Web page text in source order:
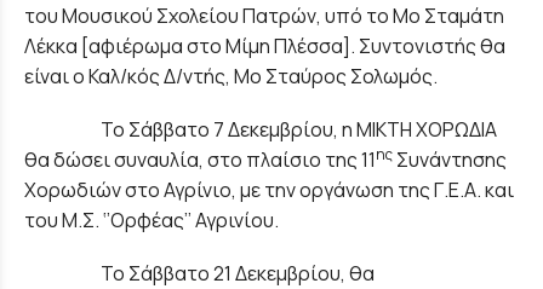
του Μουσικού Σχολείου Πατρών, υπό το Μο Σταμάτη
Λέκκα [αφιέρωμα στο Μίμη Πλέσσα]. Συντονιστής θα
είναι ο Καλ/κός Δ/ντής, Μο Σταύρος Σολωμός.
Το Σάββατο 7 Δεκεμβρίου, η ΜΙΚΤΗ ΧΟΡΩΔΙΑ
θα δώσει συναυλία, στο πλαίσιο της 11ης Συνάντησης
Χορωδιών στο Αγρίνιο, με την οργάνωση της Γ.Ε.Α. και
του Μ.Σ. ‘’Ορφέας’’ Αγρινίου.
Το Σάββατο 21 Δεκεμβρίου, θα